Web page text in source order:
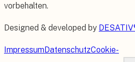
vorbehalten.
Designed & developed by
ImpressumDatenschutzCookie-